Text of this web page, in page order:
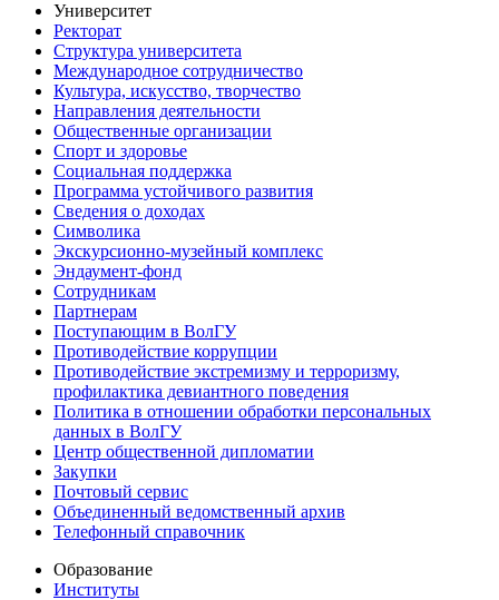
Университет
Ректорат
Структура университета
Международное сотрудничество
Культура, искусство, творчество
Направления деятельности
Общественные организации
Спорт и здоровье
Социальная поддержка
Программа устойчивого развития
Сведения о доходах
Символика
Экскурсионно-музейный комплекс
Эндаумент-фонд
Сотрудникам
Партнерам
Поступающим в ВолГУ
Противодействие коррупции
Противодействие экстремизму и терроризму,
профилактика девиантного поведения
Политика в отношении обработки персональных
данных в ВолГУ
Центр общественной дипломатии
Закупки
Почтовый сервис
Объединенный ведомственный архив
Телефонный справочник
Образование
Институты